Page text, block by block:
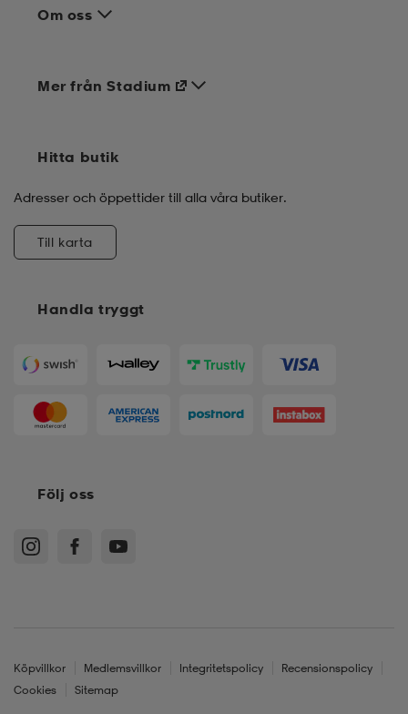
Om oss
Handla tryggt
Mer från Stadium
Hitta butik
Adresser och öppettider till alla våra butiker.
Till karta
Följ oss
Köpvillkor Medlemsvillkor Integritetspolicy
Recensionspolicy
Cookies
Sitemap